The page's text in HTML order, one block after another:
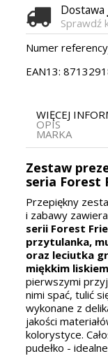
Dostawa
Sprawdź
Numer
EAN13:
WIĘCEJ
OPIS
MARKA
Zestaw
seria Forest
Przepiękny
i zabawy zawiera
serii Forest
przytulanka,
oraz leciutka
miękkim
pierwszymi
nimi spać, tulić
wykonane z
jakości
kolorystyce.
pudełko -